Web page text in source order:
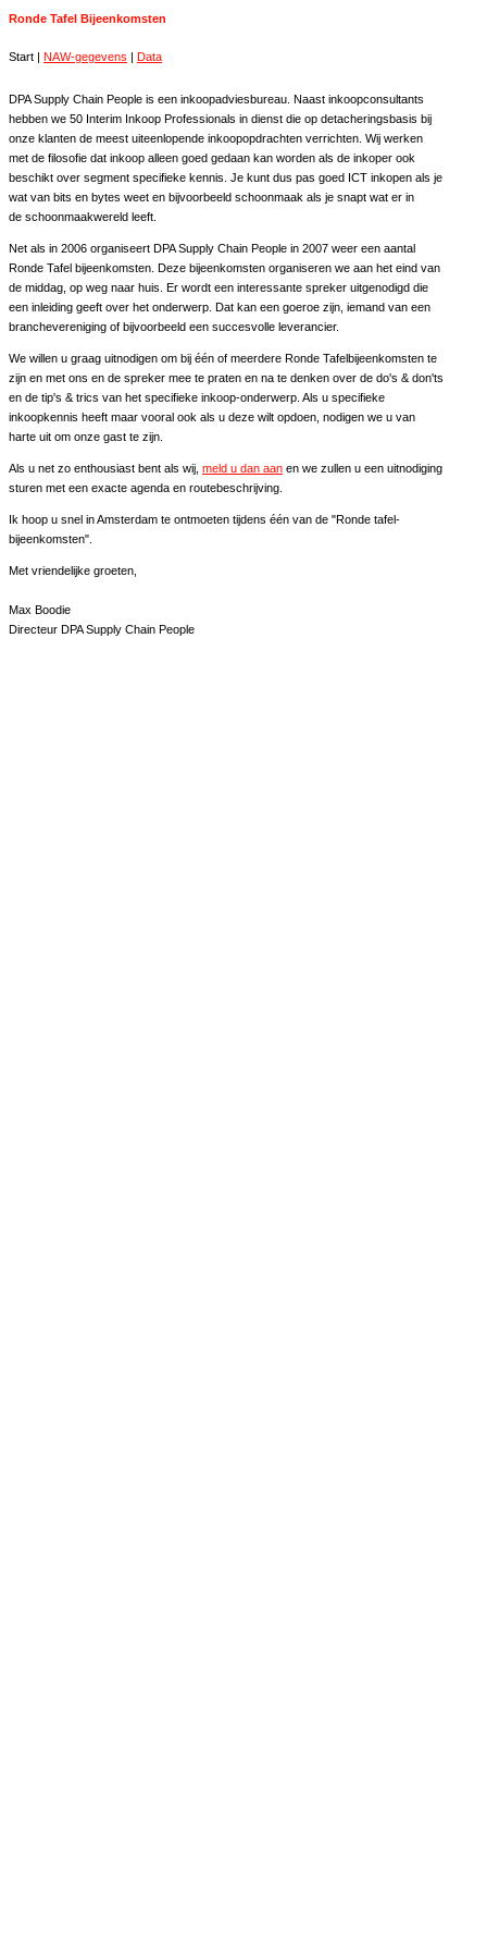
Ronde Tafel Bijeenkomsten
Start | NAW-gegevens Data
DPA Supply Chain People is een inkoopadviesbureau. Naast inkoopconsultants
hebben we 50 Interim Inkoop Professionals in dienst die op detacheringsbasis bij
onze klanten de meest uiteenlopende inkoopopdrachten verrichten. Wij werken
met de filosofie dat inkoop alleen goed gedaan kan worden als de inkoper ook
beschikt over segment specifieke kennis. Je kunt dus pas goed ICT inkopen als je
wat van bits en bytes weet en bijvoorbeeld schoonmaak als je snapt wat er in
de schoonmaakwereld leeft.
Net als in 2006 organiseert DPA Supply Chain People in 2007 weer een aantal
Ronde Tafel bijeenkomsten. Deze bijeenkomsten organiseren we aan het eind van
de middag, op weg naar huis. Er wordt een interessante spreker uitgenodigd die
een inleiding geeft over het onderwerp. Dat kan een goeroe zijn, iemand van een
branchevereniging of bijvoorbeeld een succesvolle leverancier.
We willen u graag uitnodigen om bij één of meerdere Ronde Tafelbijeenkomsten te
zijn en met ons en de spreker mee te praten en na te denken over de do's & don'ts
en de tip's & trics van het specifieke inkoop-onderwerp. Als u specifieke
inkoopkennis heeft maar vooral ook als u deze wilt opdoen, nodigen we u van
harte uit om onze gast te zijn.
Als u net zo enthousiast bent als wij, meld u dan aan en we zullen u een uitnodiging
sturen met een exacte agenda en routebeschrijving.
Ik hoop u snel in Amsterdam te ontmoeten tijdens één van de "Ronde tafel-
bijeenkomsten".
Met vriendelijke groeten,
Max Boodie
Directeur DPA Supply Chain People